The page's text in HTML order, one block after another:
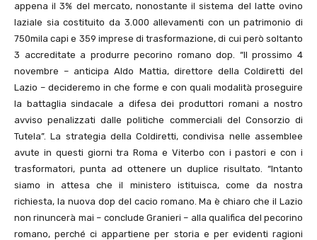
appena il 3% del mercato, nonostante il sistema del latte ovino
laziale sia costituito da 3.000 allevamenti con un patrimonio di
750mila capi e 359 imprese di trasformazione, di cui però soltanto
3 accreditate a produrre pecorino romano dop. “Il prossimo 4
novembre – anticipa Aldo Mattia, direttore della Coldiretti del
Lazio – decideremo in che forme e con quali modalità proseguire
la battaglia sindacale a difesa dei produttori romani a nostro
avviso penalizzati dalle politiche commerciali del Consorzio di
Tutela”. La strategia della Coldiretti, condivisa nelle assemblee
avute in questi giorni tra Roma e Viterbo con i pastori e con i
trasformatori, punta ad ottenere un duplice risultato. “Intanto
siamo in attesa che il ministero istituisca, come da nostra
richiesta, la nuova dop del cacio romano. Ma è chiaro che il Lazio
non rinuncerà mai – conclude Granieri – alla qualifica del pecorino
romano, perché ci appartiene per storia e per evidenti ragioni